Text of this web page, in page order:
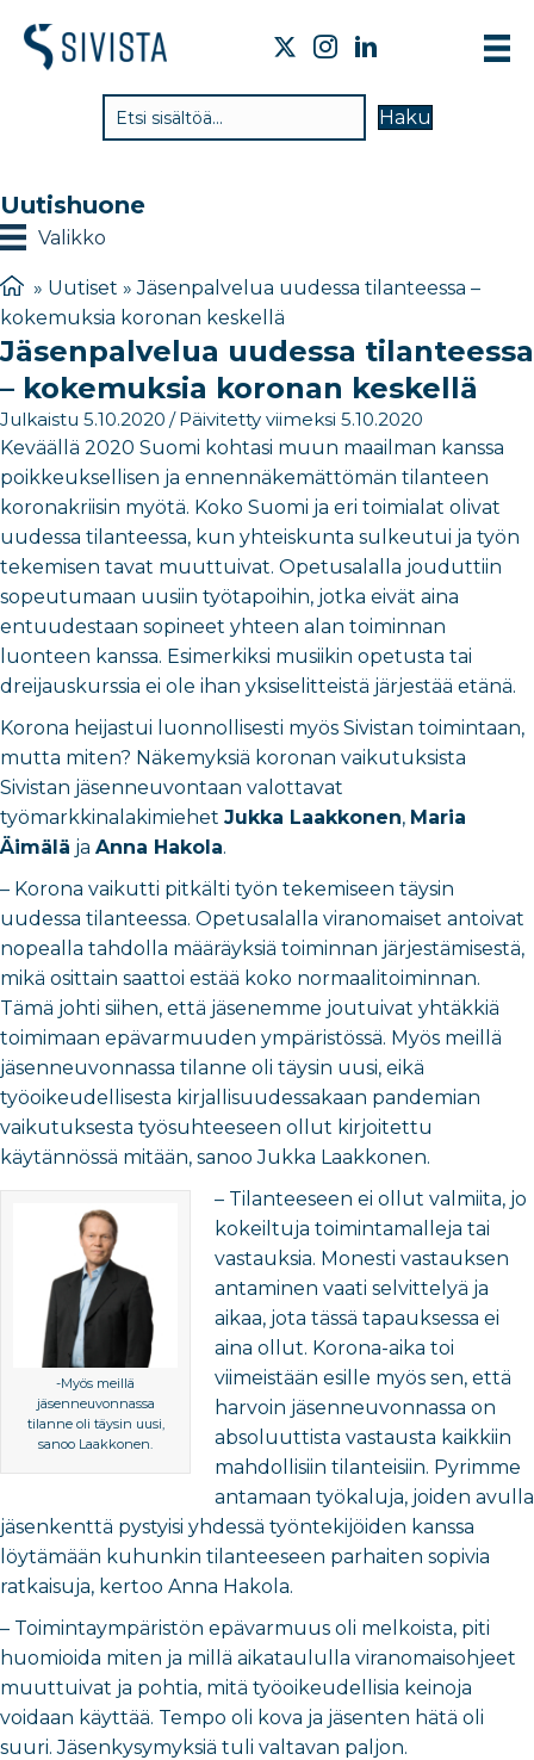
Haku
Uutishuone
Valikko
» Uutiset »Jäsenpalvelua uudessa tilanteessa –
kokemuksia koronan keskellä
Jäsenpalvelua uudessa tilanteessa
– kokemuksia koronan keskellä
Julkaistu 5.10.2020 / Päivitetty viimeksi 5.10.2020
Keväällä 2020 Suomi kohtasi muun maailman kanssa
poikkeuksellisen ja ennennäkemättömän tilanteen
koronakriisin myötä. Koko Suomi ja eri toimialat olivat
uudessa tilanteessa, kun yhteiskunta sulkeutui ja työn
tekemisen tavat muuttuivat. Opetusalalla jouduttiin
sopeutumaan uusiin työtapoihin, jotka eivät aina
entuudestaan sopineet yhteen alan toiminnan
luonteen kanssa. Esimerkiksi musiikin opetusta tai
dreijauskurssia ei ole ihan yksiselitteistä järjestää etänä.
Korona heijastui luonnollisesti myös Sivistan toimintaan,
mutta miten? Näkemyksiä koronan vaikutuksista
Sivistan jäsenneuvontaan valottavat
työmarkkinalakimiehet Jukka Laakkonen, Maria
Äimälä ja Anna Hakola.
– Korona vaikutti pitkälti työn tekemiseen täysin
uudessa tilanteessa. Opetusalalla viranomaiset antoivat
nopealla tahdolla määräyksiä toiminnan järjestämisestä,
mikä osittain saattoi estää koko normaalitoiminnan.
Tämä johti siihen, että jäsenemme joutuivat yhtäkkiä
toimimaan epävarmuuden ympäristössä. Myös meillä
jäsenneuvonnassa tilanne oli täysin uusi, eikä
työoikeudellisesta kirjallisuudessakaan pandemian
vaikutuksesta työsuhteeseen ollut kirjoitettu
käytännössä mitään, sanoo Jukka Laakkonen.
-Myös meillä
jäsenneuvonnassa
tilanne oli täysin uusi,
sanoo Laakkonen.
– Tilanteeseen ei ollut valmiita, jo
kokeiltuja toimintamalleja tai
vastauksia. Monesti vastauksen
antaminen vaati selvittelyä ja
aikaa, jota tässä tapauksessa ei
aina ollut. Korona-aika toi
viimeistään esille myös sen, että
harvoin jäsenneuvonnassa on
absoluuttista vastausta kaikkiin
mahdollisiin tilanteisiin. Pyrimme
antamaan työkaluja, joiden avulla
jäsenkenttä pystyisi yhdessä työntekijöiden kanssa
löytämään kuhunkin tilanteeseen parhaiten sopivia
ratkaisuja, kertoo Anna Hakola.
– Toimintaympäristön epävarmuus oli melkoista, piti
huomioida miten ja millä aikataululla viranomaisohjeet
muuttuivat ja pohtia, mitä työoikeudellisia keinoja
voidaan käyttää. Tempo oli kova ja jäsenten hätä oli
suuri. Jäsenkysymyksiä tuli valtavan paljon.